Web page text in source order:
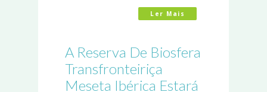
Ler Mais
A Reserva De Biosfera
Transfronteiriça
Meseta Ibérica Estará